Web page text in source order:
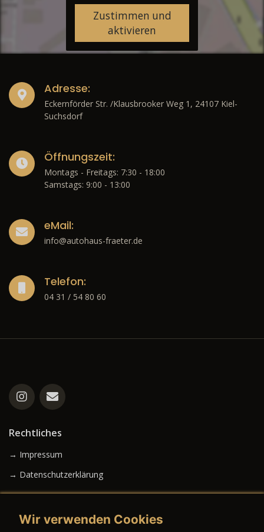
Zustimmen und
aktivieren
Adresse:
Eckernförder Str. /Klausbrooker Weg 1, 24107 Kiel-
Suchsdorf
Öffnungszeit:
Montags - Freitags: 7:30 - 18:00
Samstags: 9:00 - 13:00
eMail:
info@autohaus-fraeter.de
Telefon:
04 31 / 54 80 60
Rechtliches
→ Impressum
→ Datenschutzerklärung
Wir verwenden Cookies